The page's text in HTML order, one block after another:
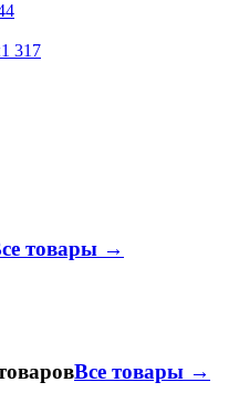
1 317
товары →
Все товары →